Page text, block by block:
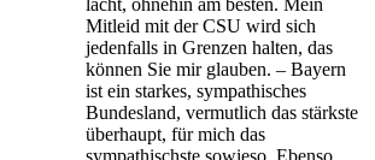
Mitleid mit der CSU wird sich
jedenfalls in Grenzen halten, das
können Sie mir glauben. – Bayern
ist ein starkes, sympathisches
Bundesland, vermutlich das stärkste
überhaupt, für mich das
sympathischste sowieso. Ebenso